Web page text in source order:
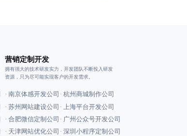
营销定制开发
拥有强大的技术研发实力，开发团队不断投入研发
资源，只为尽可能实现客户的开发需求。
· 南京体感开发公司
· 苏州网站建设公司
· 合肥微信定制公司
· 天津网站优化公司
· 杭州商城制作公司
· 上海平台开发公司
· 广州公众号开发公司
· 深圳小程序定制公司